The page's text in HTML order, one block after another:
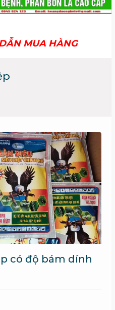
MUA HÀNG
có độ bám dính